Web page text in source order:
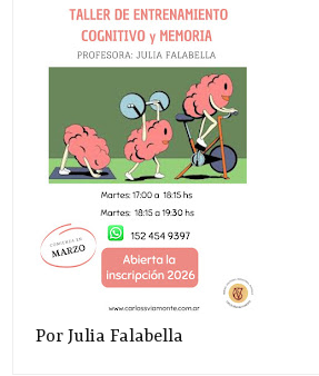
Por Julia Falabella